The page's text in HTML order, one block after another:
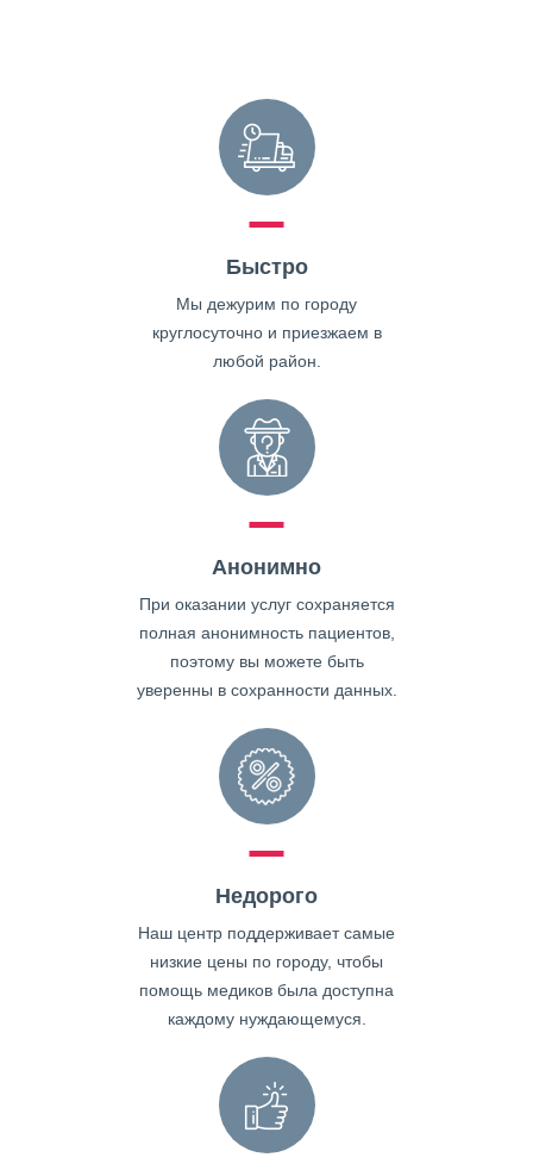
Быстро
Мы дежурим по городу
круглосуточно и приезжаем в
любой район.
Анонимно
При оказании услуг сохраняется
полная анонимность пациентов,
поэтому вы можете быть
уверенны в сохранности данных.
Недорого
Наш центр поддерживает самые
низкие цены по городу, чтобы
помощь медиков была доступна
каждому нуждающемуся.